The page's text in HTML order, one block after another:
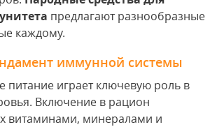
предлагают разнообразные
каждому.
иммунной системы
питание играет ключевую роль в
Включение в рацион
витаминами, минералами и